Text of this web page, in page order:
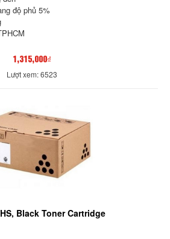
độ phủ 5%
1,315,000₫
Lượt xem: 6523
Black Toner Cartridge